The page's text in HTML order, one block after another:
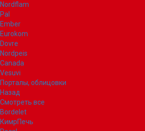
Nordflam
Pal
Ember
Eurokom
Dovre
Nordpeis
Canada
Vesuvi
Порталы, облицовки
Назад
Смотреть все
Bordelet
КимрПечь